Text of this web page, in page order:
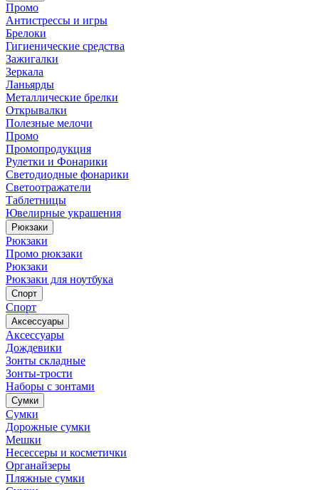
Промо
Антистрессы и игры
Брелоки
Гигиенические средства
Зажигалки
Зеркала
Ланьярды
Металлические брелки
Открывалки
Полезные мелочи
Промо
Промопродукция
Рулетки и Фонарики
Светодиодные фонарики
Светоотражатели
Таблетницы
Ювелирные украшения
Рюкзаки
Рюкзаки
Промо рюкзаки
Рюкзаки
Рюкзаки для ноутбука
Спорт
Спорт
Аксессуары
Аксессуары
Дождевики
Зонты складные
Зонты-трости
Наборы с зонтами
Сумки
Сумки
Дорожные сумки
Мешки
Несессеры и косметички
Органайзеры
Пляжные сумки